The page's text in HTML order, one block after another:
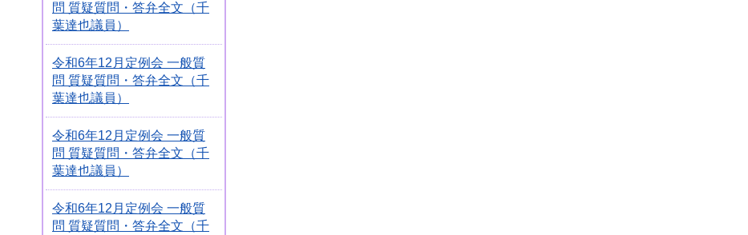
問 質疑質問・答弁全文（千
葉達也議員）
令和6年12月定例会 一般質
問 質疑質問・答弁全文（千
葉達也議員）
令和6年12月定例会 一般質
問 質疑質問・答弁全文（千
葉達也議員）
令和6年12月定例会 一般質
問 質疑質問・答弁全文（千